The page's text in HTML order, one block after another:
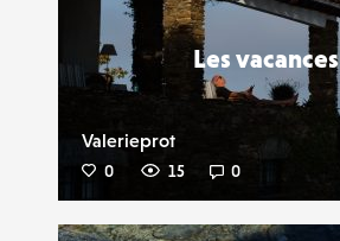
Les vacances
Valerieprot
0 15 0